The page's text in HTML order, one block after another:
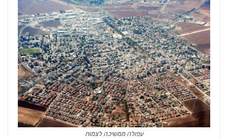
עפולה ממשיכה לצמוח